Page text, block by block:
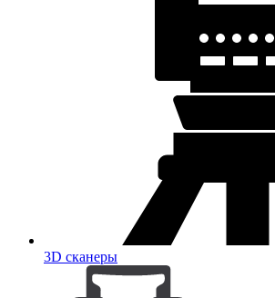
3D сканеры